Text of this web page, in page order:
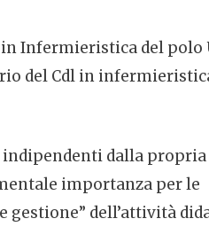
in Infermieristica del
del Cdl in
dalla propria
importanza per le
gestione” dell’attività